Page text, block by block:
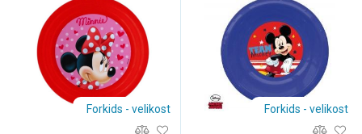
Forkids - velikost Forkids - velikost